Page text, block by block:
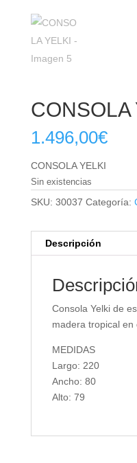
CONSOLA
1.496,00€
CONSOLA YELKI
Sin existencias
SKU: 30037 Categoría:
Descripción
Consola Yelki de
madera tropical en
MEDIDAS
Largo: 220
Ancho: 80
Alto: 79